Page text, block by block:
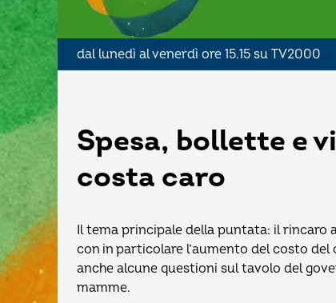
dal lunedì al venerdì ore 15.15 su TV2000
Spesa, bollette e
costa caro
Il tema principale della puntata: il rincaro
con in particolare l’aumento del costo
anche alcune questioni sul tavolo del
mamme.